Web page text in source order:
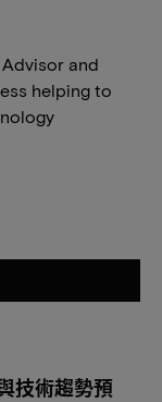
and
helping to
技術趨勢預